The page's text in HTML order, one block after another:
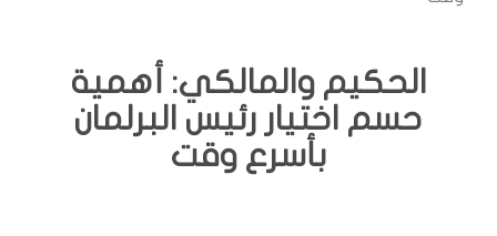
الحكيم والمالكي: أهمية
حسم اختيار رئيس البرلمان
بأسرع وقت